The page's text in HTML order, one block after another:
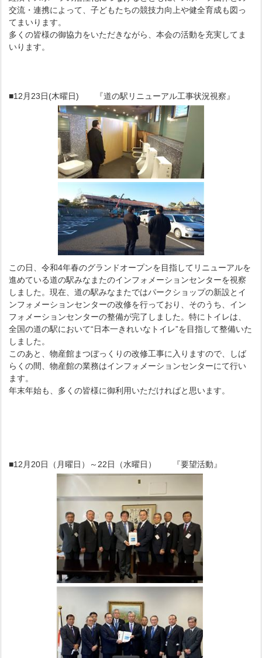
交流・連携によって、子どもたちの競技力向上や健全育成も図っ
てまいります。
多くの皆様の御協力をいただきながら、本会の活動を充実してま
いります。
■12月23日(木曜日) 『道の駅リニューアル工事状況視察』
この日、令和4年春のグランドオープンを目指してリニューアルを
進めている道の駅みなまたのインフォメーションセンターを視察
しました。現在、道の駅みなまたではパークショップの新設とイ
ンフォメーションセンターの改修を行っており、そのうち、イン
フォメーションセンターの整備が完了しました。特にトイレは、
全国の道の駅において“日本一きれいなトイレ”を目指して整備いた
しました。
このあと、物産館まつぼっくりの改修工事に入りますので、しば
らくの間、物産館の業務はインフォメーションセンターにて行い
ます。
年末年始も、多くの皆様に御利用いただければと思います。
■12月20日（月曜日）～22日（水曜日） 『要望活動』